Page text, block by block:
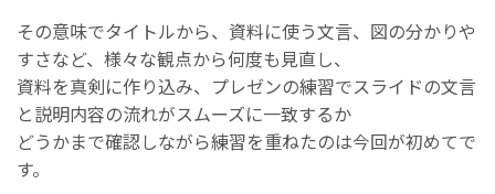
その意味でタイトルから、資料に使う文言、図の分かりや
すさなど、様々な観点から何度も見直し、
資料を真剣に作り込み、プレゼンの練習でスライドの文言
と説明内容の流れがスムーズに一致するか
どうかまで確認しながら練習を重ねたのは今回が初めてで
す。